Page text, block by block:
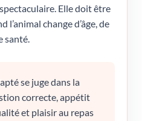
spectaculaire. Elle doit être
change d’âge, de
santé.
se juge dans la
correcte, appétit
et plaisir au repas